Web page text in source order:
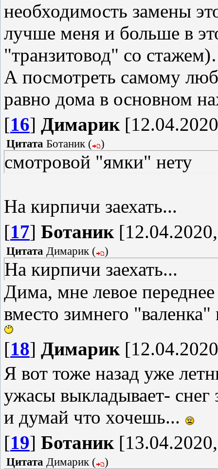
необходимость замены
лучше меня и больше в
"транзитовод" со
А посмотреть самому
равно дома в основном
[16] Димарик
Цитата Ботаник( )
смотровой "ямки" нету
На кирпичи заехать...
[17] Ботаник
Цитата Димарик( )
На кирпичи заехать...
Дима, мне левое
вместо зимнего
[18] Димарик
Я вот тоже назад уже
ужасы выкладывает- снег
и думай что хочешь...
[19] Ботаник
Цитата Димарик( )